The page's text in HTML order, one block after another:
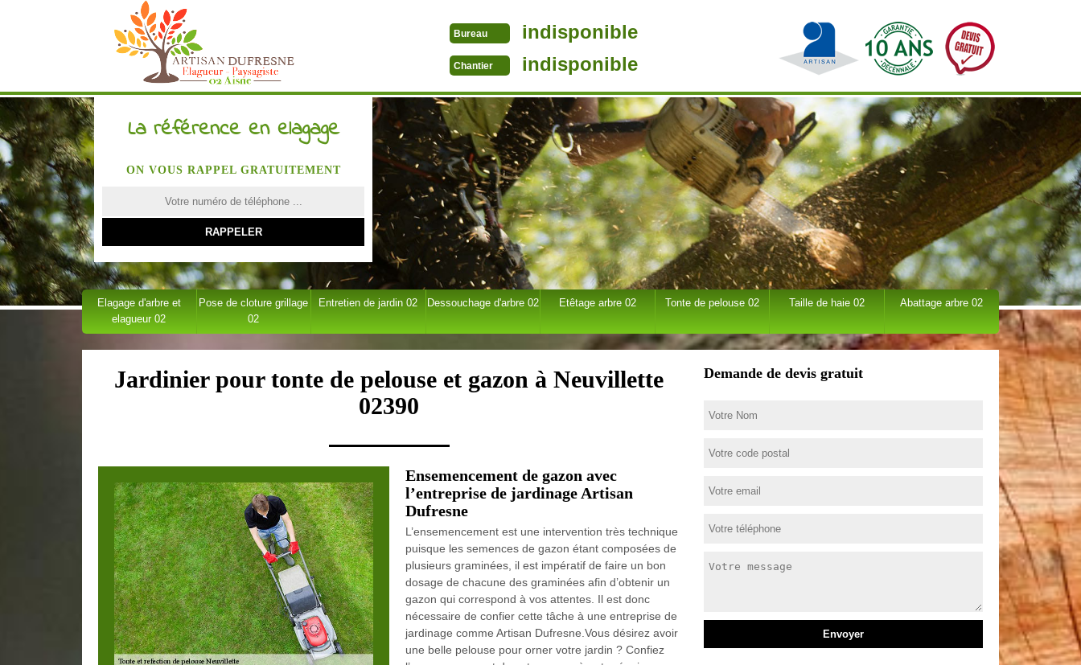
Bureau indisponible
Chantier indisponible
La référence en elagage
ON VOUS RAPPEL GRATUITEMENT
Elagage d'arbre et
elagueur 02
Pose de cloture grillage
02
Entretien de jardin 02 Dessouchage d'arbre 02 Etêtage arbre 02 Tonte de pelouse 02 Taille de haie 02 Abattage arbre 02
Jardinier pour tonte de pelouse et gazon à Neuvillette
02390
Ensemencement de gazon avec
l’entreprise de jardinage Artisan
Dufresne
L’ensemencement est une intervention très technique
puisque les semences de gazon étant composées de
plusieurs graminées, il est impératif de faire un bon
dosage de chacune des graminées afin d’obtenir un
gazon qui correspond à vos attentes. Il est donc
nécessaire de confier cette tâche à une entreprise de
jardinage comme Artisan Dufresne.Vous désirez avoir
une belle pelouse pour orner votre jardin ? Confiez
Demande de devis gratuit